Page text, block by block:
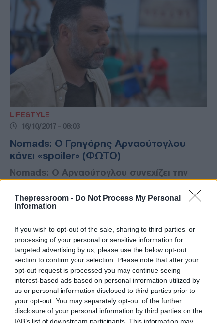
Thepressroom - Do Not Process My Personal
Information
If you wish to opt-out of the sale, sharing to third parties, or
processing of your personal or sensitive information for
targeted advertising by us, please use the below opt-out
section to confirm your selection. Please note that after your
opt-out request is processed you may continue seeing
interest-based ads based on personal information utilized by
us or personal information disclosed to third parties prior to
your opt-out. You may separately opt-out of the further
disclosure of your personal information by third parties on the
IAB’s list of downstream participants. This information may
LIFESTYLE
16/10/2017 - 08:03
Nomads: Ο Γρηγόρης Αρναούτογλου
κάνει «spoiler» (ΦΩΤΟ)
Nomads: Ο Αρναούτογλου συνεχίζει την
«απευθείας μετάδοση» με Παλαουάν
(ΦΩΤΟ)